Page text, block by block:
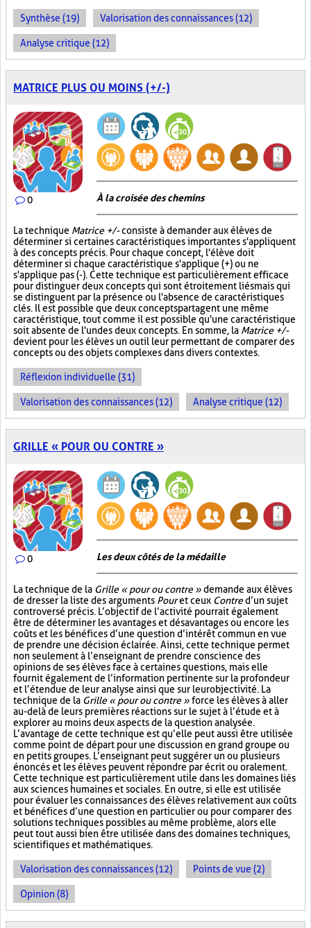
Synthèse (19) Valorisation des connaissances (12)
Analyse critique (12)
MATRICE PLUS OU MOINS (+/-)
0 À la croisée des chemins
La technique Matrice +/-consiste à demander aux élèves de
déterminer si certaines caractéristiques importantes s'appliquent
à des concepts précis. Pour chaque concept, l'élève doit
déterminer si chaque caractéristique s'applique (+) ou ne
s'applique pas (-). Cette technique est particulièrement efficace
pour distinguer deux concepts qui sont étroitement liés mais qui
se distinguent par la présence ou l'absence de caractéristiques
clés. Il est possible que deux concepts partagent une même
caractéristique, tout comme il est possible qu'une caractéristique
soit absente de l'un des deux concepts. En somme, la Matrice +/-
devient pour les élèves un outil leur permettant de comparer des
concepts ou des objets complexes dans divers contextes.
Réflexion individuelle (31)
Valorisation des connaissances (12) Analyse critique (12)
GRILLE « POUR OU CONTRE »
0 Les deux côtés de la médaille
La technique de la Grille « pour ou contre »demande aux élèves
de dresser la liste des arguments Pouret ceux Contred’un sujet
controversé précis. L’objectif de l’activité pourrait également
être de déterminer les avantages et désavantages ou encore les
coûts et les bénéfices d’une question d’intérêt commun en vue
de prendre une décision éclairée. Ainsi, cette technique permet
non seulement à l’enseignant de prendre conscience des
opinions de ses élèves face à certaines questions, mais elle
fournit également de l’information pertinente sur la profondeur
et l’étendue de leur analyse ainsi que sur leur objectivité. La
technique de la Grille « pour ou contre »force les élèves à aller
au-delà de leurs premières réactions sur le sujet à l’étude et à
explorer au moins deux aspects de la question analysée.
L’avantage de cette technique est qu’elle peut aussi être utilisée
comme point de départ pour une discussion en grand groupe ou
en petits groupes. L’enseignant peut suggérer un ou plusieurs
énoncés et les élèves peuvent répondre par écrit ou oralement.
Cette technique est particulièrement utile dans les domaines liés
aux sciences humaines et sociales. En outre, si elle est utilisée
pour évaluer les connaissances des élèves relativement aux coûts
et bénéfices d’une question en particulier ou pour comparer des
solutions techniques possibles au même problème, alors elle
peut tout aussi bien être utilisée dans des domaines techniques,
scientifiques et mathématiques.
Valorisation des connaissances (12) Points de vue (2)
Opinion (8)